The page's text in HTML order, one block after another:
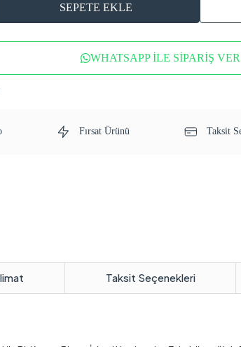
SEPETE EKLE
WHATSAPP İLE SİPARİŞ VER
Fırsat Ürünü Taksit
Taksit Seçenekleri